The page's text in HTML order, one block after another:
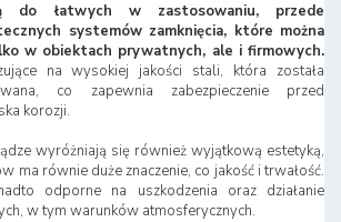
do łatwych w zastosowaniu, przede
systemów zamknięcia, które można
w obiektach prywatnych, ale i firmowych.
na wysokiej jakości stali, która została
co zapewnia zabezpieczenie przed
korozji.
wyróżniają się również wyjątkową estetyką,
ma równie duże znaczenie, co jakość i trwałość.
odporne na uszkodzenia oraz działanie
w tym warunków atmosferycznych.